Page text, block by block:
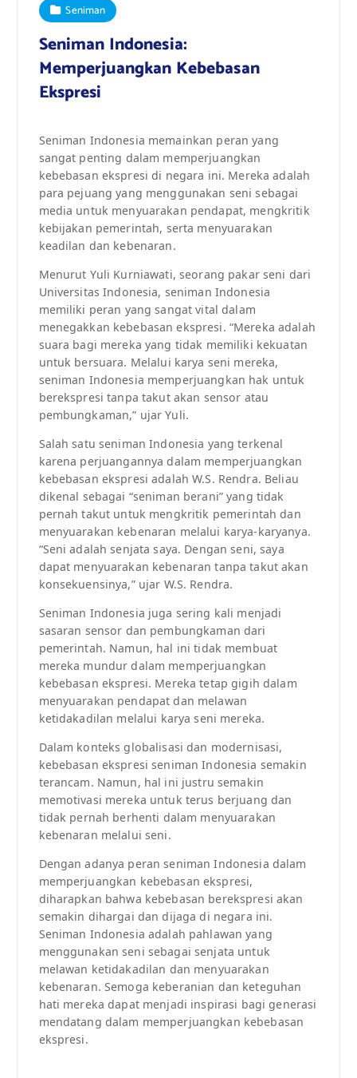
Seniman
Seniman Indonesia:
Memperjuangkan Kebebasan
Ekspresi
Seniman Indonesia memainkan peran yang
sangat penting dalam memperjuangkan
kebebasan ekspresi di negara ini. Mereka adalah
para pejuang yang menggunakan seni sebagai
media untuk menyuarakan pendapat, mengkritik
kebijakan pemerintah, serta menyuarakan
keadilan dan kebenaran.
Menurut Yuli Kurniawati, seorang pakar seni dari
Universitas Indonesia, seniman Indonesia
memiliki peran yang sangat vital dalam
menegakkan kebebasan ekspresi. “Mereka adalah
suara bagi mereka yang tidak memiliki kekuatan
untuk bersuara. Melalui karya seni mereka,
seniman Indonesia memperjuangkan hak untuk
berekspresi tanpa takut akan sensor atau
pembungkaman,” ujar Yuli.
Salah satu seniman Indonesia yang terkenal
karena perjuangannya dalam memperjuangkan
kebebasan ekspresi adalah W.S. Rendra. Beliau
dikenal sebagai “seniman berani” yang tidak
pernah takut untuk mengkritik pemerintah dan
menyuarakan kebenaran melalui karya-karyanya.
“Seni adalah senjata saya. Dengan seni, saya
dapat menyuarakan kebenaran tanpa takut akan
konsekuensinya,” ujar W.S. Rendra.
Seniman Indonesia juga sering kali menjadi
sasaran sensor dan pembungkaman dari
pemerintah. Namun, hal ini tidak membuat
mereka mundur dalam memperjuangkan
kebebasan ekspresi. Mereka tetap gigih dalam
menyuarakan pendapat dan melawan
ketidakadilan melalui karya seni mereka.
Dalam konteks globalisasi dan modernisasi,
kebebasan ekspresi seniman Indonesia semakin
terancam. Namun, hal ini justru semakin
memotivasi mereka untuk terus berjuang dan
tidak pernah berhenti dalam menyuarakan
kebenaran melalui seni.
Dengan adanya peran seniman Indonesia dalam
memperjuangkan kebebasan ekspresi,
diharapkan bahwa kebebasan berekspresi akan
semakin dihargai dan dijaga di negara ini.
Seniman Indonesia adalah pahlawan yang
menggunakan seni sebagai senjata untuk
melawan ketidakadilan dan menyuarakan
kebenaran. Semoga keberanian dan keteguhan
hati mereka dapat menjadi inspirasi bagi generasi
mendatang dalam memperjuangkan kebebasan
ekspresi.